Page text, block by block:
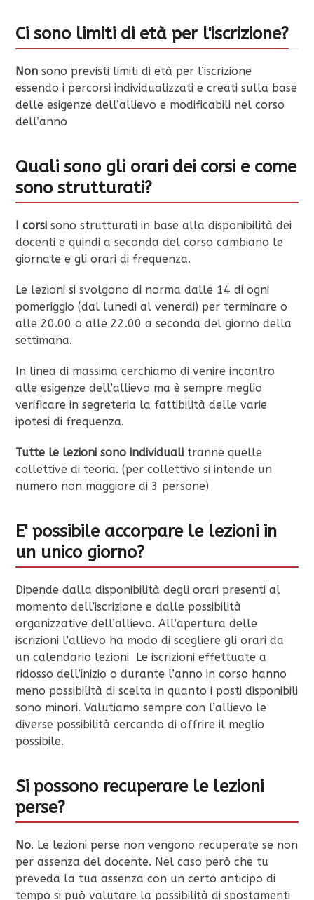
Ci sono limiti di età per l'iscrizione?
Non sono previsti limiti di età per l’iscrizione
essendo i percorsi individualizzati e creati sulla base
delle esigenze dell’allievo e modificabili nel corso
dell’anno
Quali sono gli orari dei corsi e come
sono strutturati?
I corsi sono strutturati in base alla disponibilità dei
docenti e quindi a seconda del corso cambiano le
giornate e gli orari di frequenza.
Le lezioni si svolgono di norma dalle 14 di ogni
pomeriggio (dal lunedi al venerdi) per terminare o
alle 20.00 o alle 22.00 a seconda del giorno della
settimana.
In linea di massima cerchiamo di venire incontro
alle esigenze dell’allievo ma è sempre meglio
verificare in segreteria la fattibilità delle varie
ipotesi di frequenza.
Tutte le lezioni sono individuali tranne quelle
collettive di teoria. (per collettivo si intende un
numero non maggiore di 3 persone)
E' possibile accorpare le lezioni in
un unico giorno?
Dipende dalla disponibilità degli orari presenti al
momento dell’iscrizione e dalle possibilità
organizzative dell’allievo. All’apertura delle
iscrizioni l’allievo ha modo di scegliere gli orari da
un calendario lezioni Le iscrizioni effettuate a
ridosso dell’inizio o durante l’anno in corso hanno
meno possibilità di scelta in quanto i posti disponibili
sono minori. Valutiamo sempre con l’allievo le
diverse possibilità cercando di offrire il meglio
possibile.
Si possono recuperare le lezioni
perse?
No. Le lezioni perse non vengono recuperate se non
per assenza del docente. Nel caso però che tu
preveda la tua assenza con un certo anticipo di
tempo si può valutare la possibilità di spostamenti